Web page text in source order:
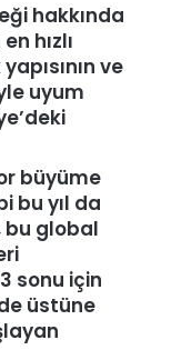
hakkında
hızlı
ve
uyum
büyüme
bu yıl da
bu global
sonu için
üstüne